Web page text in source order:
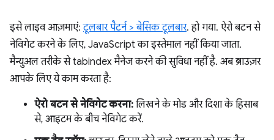
इसे लाइव आज़माएं:टूलबार पैटर्न > बेसिक टूलबार. हो गया. ऐरो बटन से
नेविगेट करने के लिए, JavaScript का इस्तेमाल नहीं किया जाता.
मैन्युअल तरीके से tabindex मैनेज करने की सुविधा नहीं है. अब ब्राउज़र
आपके लिए ये काम करता है:
ऐरो बटन से नेविगेट करना: लिखने के मोड और दिशा के हिसाब
से, आइटम के बीच नेविगेट करें.